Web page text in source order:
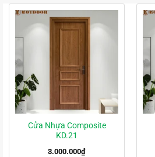
Cửa Nhựa Composite
KD.21
3.000.000₫